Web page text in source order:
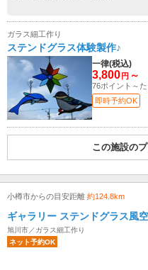
ガラス細工作り
ステンドグラス体験製作♪
一律(税込)
3,800 円 ～
76ポイント～た
即時予約OK
この施設の
小樽市からの目安距離 約124.8km
ギャラリー ステンドグラス風
旭川市／ガラス細工作り
ネット予約OK